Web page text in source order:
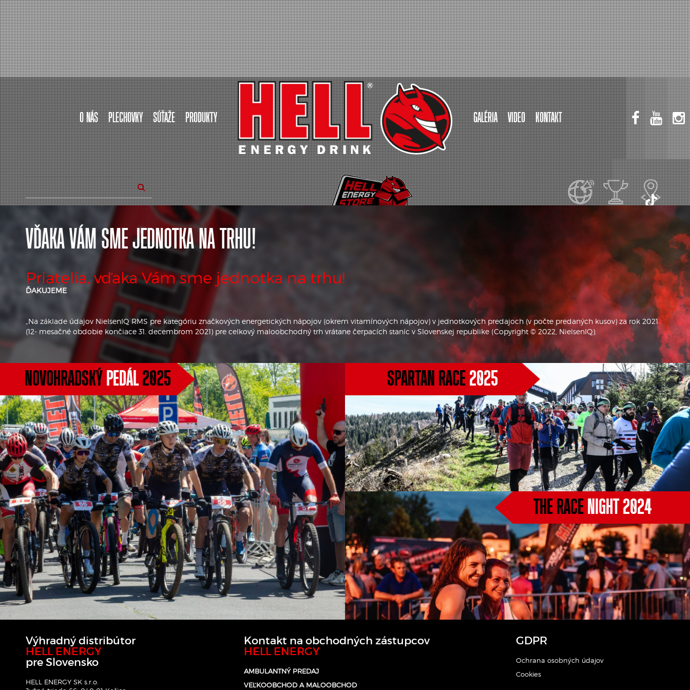
O NÁS PLECHOVKY SÚŤAŽE PRODUKTY GALÉRIA VIDEO KONTAKT
VĎAKA VÁM SME JEDNOTKA NA TRHU!
Priatelia, vďaka Vám sme jednotka na trhu!
ĎAKUJEME
„Na základe údajov NielsenIQ RMS pre kategóriu značkových energetických nápojov (okrem vitamínových nápojov) v jednotkových predajoch (v počte predaných kusov) za rok 2021
(12- mesačné obdobie končiace 31. decembrom 2021) pre celkový maloobchodný trh vrátane čerpacích staníc v Slovenskej republike (Copyright © 2022, NielsenIQ).
NOVOHRADSKÝPEDÁL2025 SPARTAN RACE2025
THE RACENIGHT 2024
Výhradný distribútor
HELL ENERGY
pre Slovensko
HELL ENERGY SK s.r.o.
Kontakt na obchodných zástupcov
HELL ENERGY
AMBULANTNÝ PREDAJ
VEĽKOOBCHOD A MALOOBCHOD
GDPR
Ochrana osobných údajov
Cookies